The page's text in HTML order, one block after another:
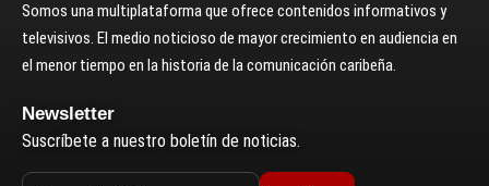
Somos una multiplataforma que ofrece contenidos informativos y
televisivos. El medio noticioso de mayor crecimiento en audiencia en
el menor tiempo en la historia de la comunicación caribeña.
Newsletter
Suscríbete a nuestro boletín de noticias.